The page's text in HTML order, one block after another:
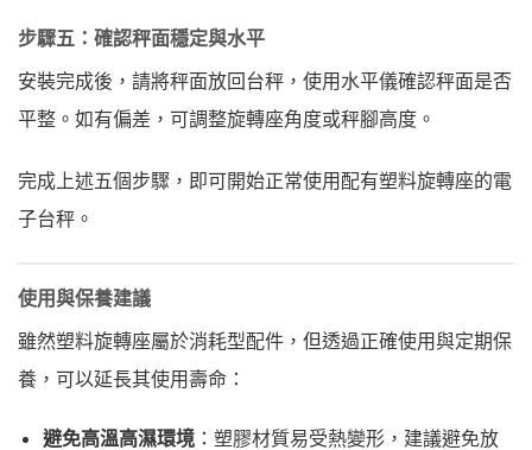
步驟五：確認秤面穩定與水平
安裝完成後，請將秤面放回台秤，使用水平儀確認秤面是否
平整。如有偏差，可調整旋轉座角度或秤腳高度。
完成上述五個步驟，即可開始正常使用配有塑料旋轉座的電
子台秤。
使用與保養建議
雖然塑料旋轉座屬於消耗型配件，但透過正確使用與定期保
養，可以延長其使用壽命：
避免高溫高濕環境：塑膠材質易受熱變形，建議避免放